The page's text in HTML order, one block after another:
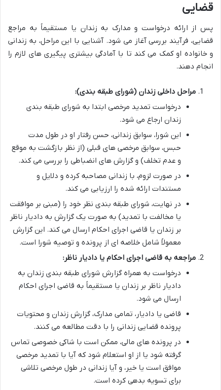
قضایی
پس از ارائه درخواست و مدارک به زندان یا مستقیماً به مراجع
قضایی، فرآیند بررسی آغاز می شود. آشنایی با این مراحل، به زندانی
و خانواده او کمک می کند تا با آمادگی بیشتری پیگیری های لازم را
انجام دهند.
مراحل داخلی زندان (شورای طبقه بندی):
درخواست تمدید مرخصی ابتدا به شورای طبقه بندی
زندان ارجاع می شود.
این شورا، سوابق زندانی، حسن رفتار او در طول مدت
حبس، سوابق مرخصی های قبلی (از نظر بازگشت به موقع
و عدم تخلف) و گزارش های انضباطی را بررسی می کند.
در صورت لزوم، با زندانی مصاحبه کرده و دلایل و
مستندات ارائه شده را ارزیابی می کند.
در نهایت، شورای طبقه بندی نظر خود را (مبنی بر موافقت
یا مخالفت با تمدید) به صورت یک گزارش به دادیار ناظر
بر زندان یا قاضی اجرای احکام ارسال می کند. این گزارش
معمولاً شامل خلاصه ای از پرونده و توصیه شورا است.
مراجعه به قاضی اجرای احکام یا دادیار ناظر:
درخواست به همراه گزارش شورای طبقه بندی زندان به
دادیار ناظر بر زندان یا مستقیماً به قاضی اجرای احکام
ارسال می شود.
قاضی یا دادیار، تمامی مدارک، گزارش زندان و محتویات
پرونده قضایی زندانی را با دقت مطالعه می کنند.
در پرونده های مالی، ممکن است با شاکی خصوصی تماس
گرفته شود یا از او استعلام شود که آیا با تمدید مرخصی
موافق است یا خیر، و آیا زندانی در طول مرخصی تلاشی
برای تسویه بدهی کرده است.